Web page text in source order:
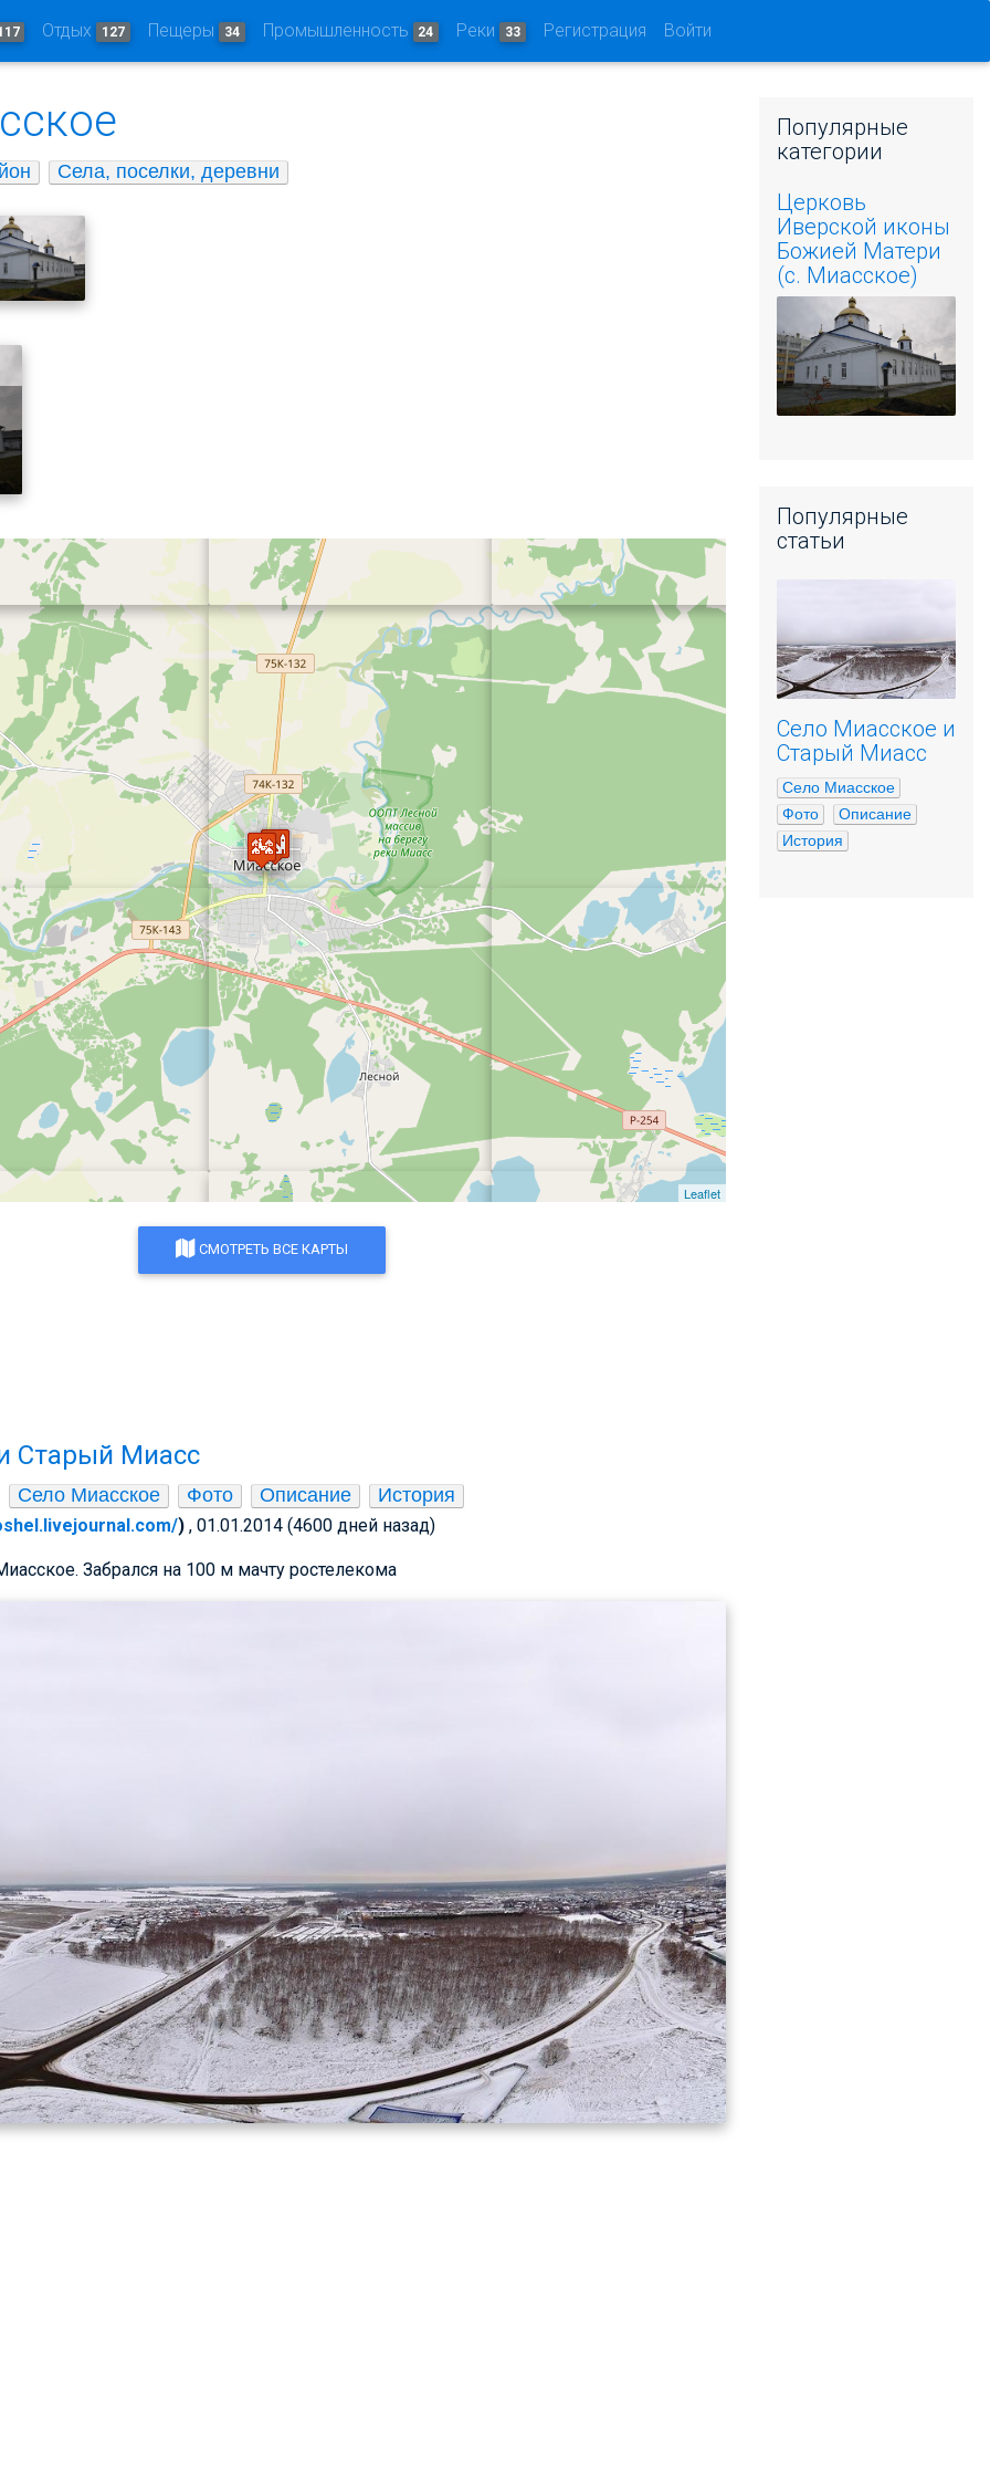
Отдых 127 Пещеры 34 Промышленность 24 Реки 33 Регистрация Войти
Села, поселки, деревни
Leaflet
СМОТРЕТЬ ВСЕ КАРТЫ
Старый Миасс
Село Миасское Фото Описание История
) , 01.01.2014 (4600 дней назад)
Забрался на 100 м мачту ростелекома
Популярные
категории
Церковь
Иверской иконы
Божией Матери
(с. Миасское)
Популярные
статьи
Село Миасское и
Старый Миасс
Село Миасское
Фото
Описание
История